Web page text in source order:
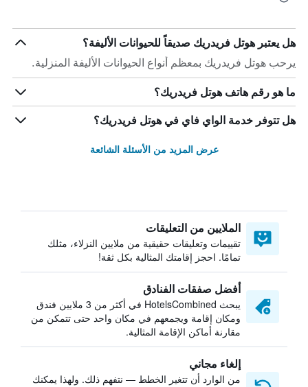
هل يعتبر هوتل فريدريك صديقاً للحيوانات الأليفة؟
يرحب هوتل فريدريك بمعظم أنواع الحيوانات الأليفة المنزلية.
ما هو رقم هاتف هوتل فريدريك؟
هل تتوفر خدمة الواي فاي في هوتل فريدريك؟
عرض المزيد من الأسئلة الشائعة
الملايين من التعليقات
تقييمات وتعليقات حقيقية من ملايين النزلاء، مثلك
تمامًا. احجز إقامتك المثالية بكل ثقة!
أفضل صفقات الفنادق
يبحث HotelsCombined في أكثر من 3 ملايين فندق
ومكان إقامة ويجمعهم في مكان واحد حتى تتمكن من
مقارنة أماكن الإقامة المثالية.
إلغاء مجاني
من الوارد أن تتغير الخطط — نتفهم ذلك. ولهذا يمكنك